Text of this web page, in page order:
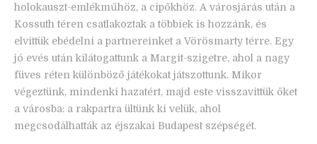
holokauszt-emlékműhöz, a cipőkhöz. A városjárás után a
Kossuth téren csatlakoztak a többiek is hozzánk, és
elvittük ebédelni a partnereinket a Vörösmarty térre. Egy
jó evés után kilátogattunk a Margit-szigetre, ahol a nagy
füves réten különböző játékokat játszottunk. Mikor
végeztünk, mindenki hazatért, majd este visszavittük őket
a városba: a rakpartra ültünk ki velük, ahol
megcsodálhatták az éjszakai Budapest szépségét.